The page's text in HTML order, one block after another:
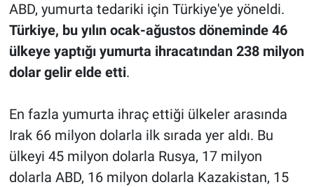
ABD, yumurta tedariki için Türkiye'ye yöneldi.
Türkiye, bu yılın ocak-ağustos döneminde 46
ülkeye yaptığı yumurta ihracatından 238 milyon
dolar gelir elde etti.
En fazla yumurta ihraç ettiği ülkeler arasında
Irak 66 milyon dolarla ilk sırada yer aldı. Bu
ülkeyi 45 milyon dolarla Rusya, 17 milyon
dolarla ABD, 16 milyon dolarla Kazakistan, 15